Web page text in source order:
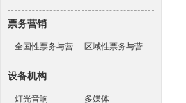
票务营销
全国性票务与营
销机构
区域性票务与营
销机构
设备机构
灯光音响
多媒体